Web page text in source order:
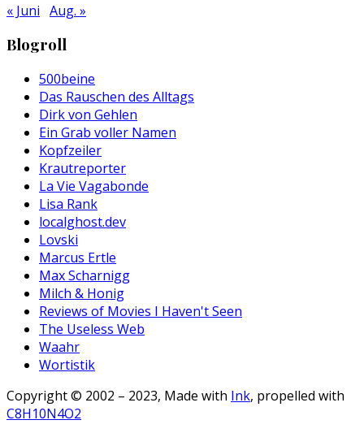
« Juni Aug. »
Blogroll
500beine
Das Rauschen des Alltags
Dirk von Gehlen
Ein Grab voller Namen
Kopfzeiler
Krautreporter
La Vie Vagabonde
Lisa Rank
localghost.dev
Lovski
Marcus Ertle
Max Scharnigg
Milch & Honig
Reviews of Movies I Haven't Seen
The Useless Web
Waahr
Wortistik
Copyright © 2002 – 2023, Made with Ink, propelled with
C8H10N4O2